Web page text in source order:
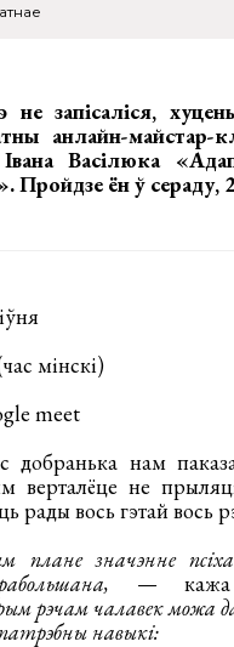
запісаліся,
анлайн-майстар-
Васілюка
. Пройдзе ён ў сераду,
мінскі)
meet
добранька нам
верталёце не
рады вось гэтай вось
значэнне
— кажа
рэчам чалавек можа
навыкі: